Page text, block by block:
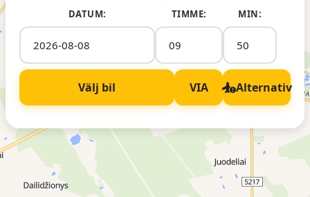
DATUM: TIMME: MIN:
Välj bil VIA Alternativ